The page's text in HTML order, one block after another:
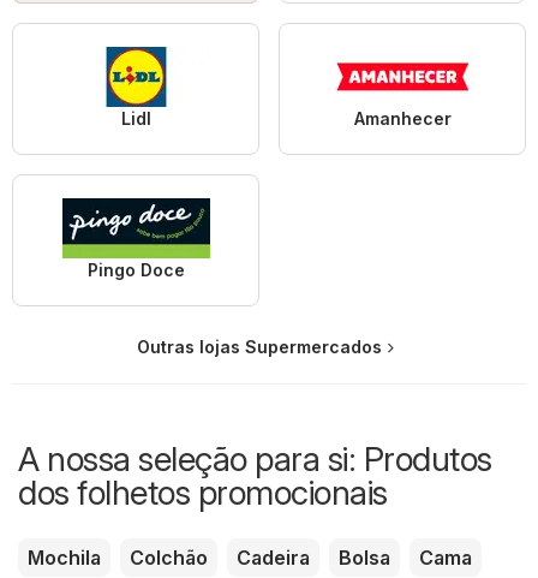
Lidl Amanhecer
Pingo Doce
Outras lojas Supermercados
A nossa seleção para si: Produtos
dos folhetos promocionais
Mochila Colchão Cadeira Bolsa
Cama